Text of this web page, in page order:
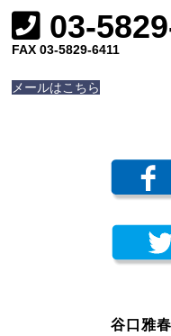
03-
FAX 03-5829-6411
メールはこちら
谷口雅